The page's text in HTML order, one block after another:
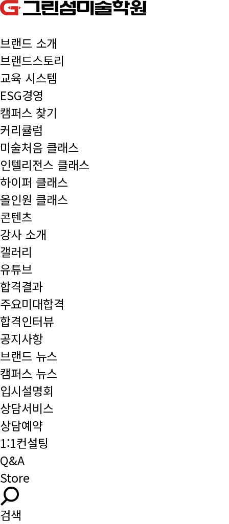
브랜드 소개
브랜드스토리
교육 시스템
ESG경영
캠퍼스 찾기
커리큘럼
미술처음 클래스
인텔리전스 클래스
하이퍼 클래스
올인원 클래스
콘텐츠
강사 소개
갤러리
유튜브
합격결과
주요미대합격
합격인터뷰
공지사항
브랜드 뉴스
캠퍼스 뉴스
입시설명회
상담서비스
상담예약
1:1컨설팅
Q&A
Store
검색